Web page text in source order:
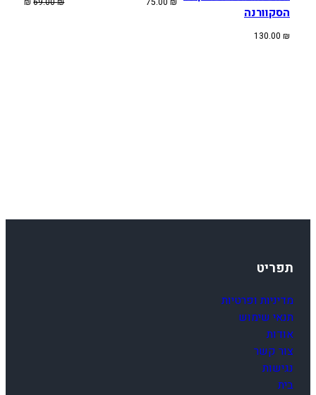
הסקוורנה
130.00 ₪
תפריט
מדיניות ופרטיות
תנאי שימוש
אודות
צור קשר
נגישות
בית